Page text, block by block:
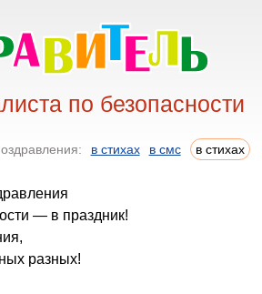
по безопасности
в стихах в смс в стихах
— в праздник!
разных!